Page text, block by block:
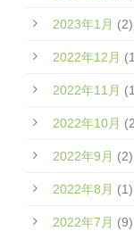
2023年1月 (2)
2022年12月
2022年11月
2022年10月
2022年9月 (2)
2022年8月 (1)
2022年7月 (9)